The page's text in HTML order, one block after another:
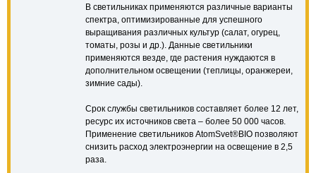
В светильниках применяются различные варианты
спектра, оптимизированные для успешного
выращивания различных культур (салат, огурец,
томаты, розы и др.). Данные светильники
применяются везде, где растения нуждаются в
дополнительном освещении (теплицы, оранжереи,
зимние сады).
Срок службы светильников составляет более 12 лет,
ресурс их источников света – более 50 000 часов.
Применение светильников АtomSvet®BIO позволяют
снизить расход электроэнергии на освещение в 2,5
раза.